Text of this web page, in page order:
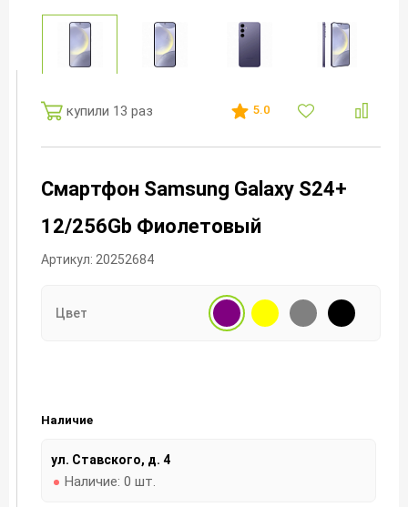
купили 13 раз 5.0
Смартфон Samsung Galaxy S24+
12/256Gb Фиолетовый
Артикул: 20252684
Цвет
Наличие
ул. Ставского, д. 4
Наличие: 0 шт.